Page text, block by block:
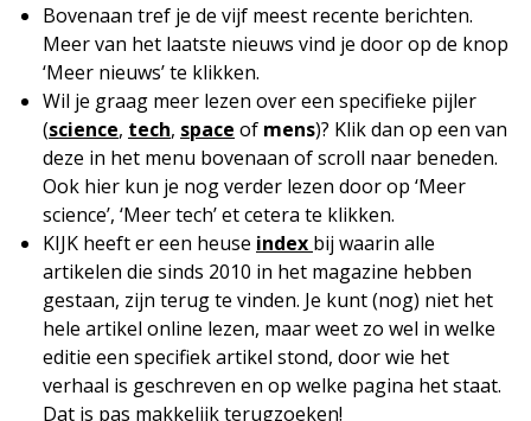
Bovenaan tref je de vijf meest recente berichten.
Meer van het laatste nieuws vind je door op de knop
‘Meer nieuws’ te klikken.
Wil je graag meer lezen over een specifieke pijler
(science, tech, space of mens)? Klik dan op een van
deze in het menu bovenaan of scroll naar beneden.
Ook hier kun je nog verder lezen door op ‘Meer
science’, ‘Meer tech’ et cetera te klikken.
KIJK heeft er een heuse index bij waarin alle
artikelen die sinds 2010 in het magazine hebben
gestaan, zijn terug te vinden. Je kunt (nog) niet het
hele artikel online lezen, maar weet zo wel in welke
editie een specifiek artikel stond, door wie het
verhaal is geschreven en op welke pagina het staat.
Dat is pas makkelijk terugzoeken!